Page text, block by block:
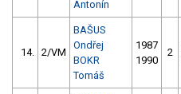
Antonín
14. 2/VM
BAŠUS
Ondřej
BOKR
Tomáš
1987
1990
2